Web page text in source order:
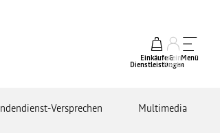
Einkäufe &
Dienstleistungen
mein
Konto
Menü
Versprechen Multimedia